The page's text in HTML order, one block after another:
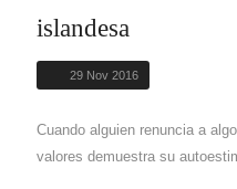
islandesa
29 Nov 2016
Cuando alguien renuncia a
valores demuestra su